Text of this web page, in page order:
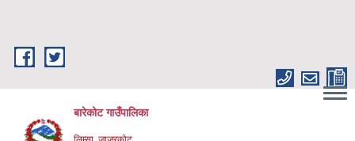
बारेकोट गाउँपालिका